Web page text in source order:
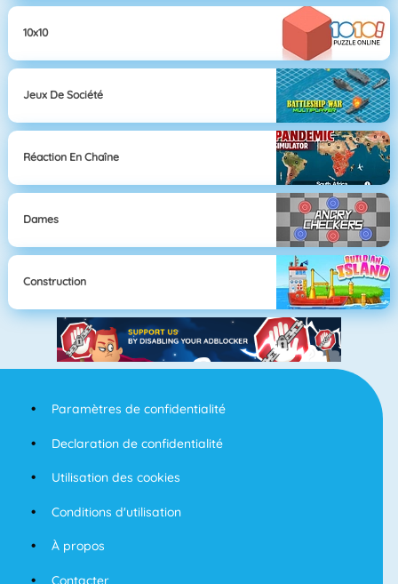
10x10
Jeux De Société
Réaction En Chaîne
Dames
Construction
Paramètres de confidentialité
Declaration de confidentialité
Utilisation des cookies
Conditions d'utilisation
À propos
Contacter